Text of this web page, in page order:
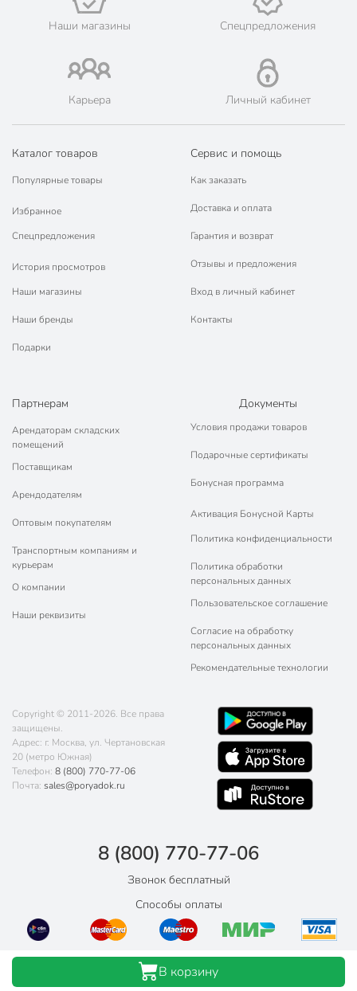
Наши магазины Спецпредложения
Карьера Личный кабинет
Каталог товаров
Популярные товары
Избранное
Спецпредложения
История просмотров
Наши магазины
Наши бренды
Подарки
Сервис и помощь
Как заказать
Доставка и оплата
Гарантия и возврат
Отзывы и предложения
Вход в личный кабинет
Контакты
Партнерам
Арендаторам складских
помещений
Поставщикам
Арендодателям
Оптовым покупателям
Транспортным компаниям и
курьерам
О компании
Наши реквизиты
Документы
Условия продажи товаров
Подарочные сертификаты
Бонусная программа
Активация Бонусной Карты
Политика конфиденциальности
Политика обработки
персональных данных
Пользовательское соглашение
Согласие на обработку
персональных данных
Рекомендательные технологии
Copyright © 2011-2026. Все права
защищены.
Адрес: г. Москва, ул. Чертановская
20 (метро Южная)
Телефон: 8 (800) 770-77-06
Почта: sales@poryadok.ru
8 (800) 770-77-06
Звонок бесплатный
Способы оплаты
В корзину